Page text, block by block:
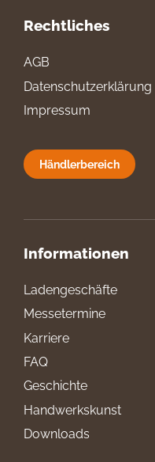
Rechtliches
AGB
Datenschutzerklärung
Impressum
Händlerbereich
Informationen
Ladengeschäfte
Messetermine
Karriere
FAQ
Geschichte
Handwerkskunst
Downloads